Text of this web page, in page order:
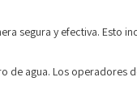
segura y efectiva. Esto
de agua. Los operadores